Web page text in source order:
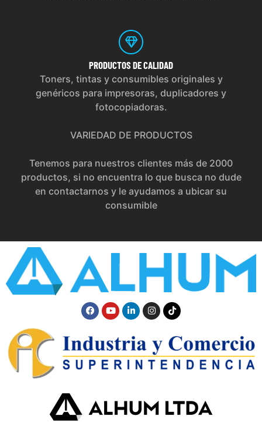
PRODUCTOS DE CALIDAD
Toners, tintas y consumibles originales y
genéricos para impresoras, duplicadores y
fotocopiadoras.
VARIEDAD DE PRODUCTOS
Tenemos para nuestros clientes más de 2000
productos, si no encuentra lo que busca no dude
en contactarnos y le ayudamos a ubicar su
consumible